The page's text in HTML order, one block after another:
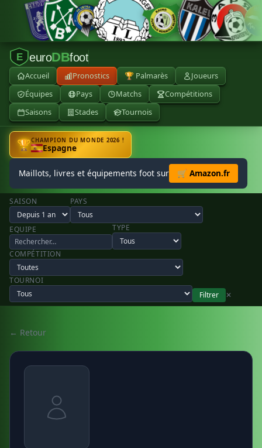
E euroDBfoot
Accueil Pronostics 🏆 Palmarès
Joueurs
Équipes
Pays Matchs
Compétitions
Saisons
Stades Tournois
🏆CHAMPION DU MONDE 2026 !
Espagne
Maillots, livres et équipements foot sur 🛒 Amazon.fr
SAISON PAYS
EQUIPE TYPE
COMPÉTITION
TOURNOI
Filtrer
✕
← Retour